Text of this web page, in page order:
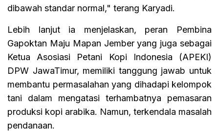
dibawah standar normal," terang Karyadi.
Lebih lanjut ia menjelaskan, peran Pembina
Gapoktan Maju Mapan Jember yang juga sebagai
Ketua Asosiasi Petani Kopi Indonesia (APEKI)
DPW JawaTimur, memiliki tanggung jawab untuk
membantu permasalahan yang dihadapi kelompok
tani dalam mengatasi terhambatnya pemasaran
produksi kopi arabika. Namun, terkendala masalah
pendanaan.